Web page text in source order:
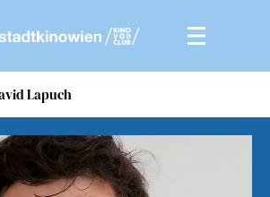
Lapuch